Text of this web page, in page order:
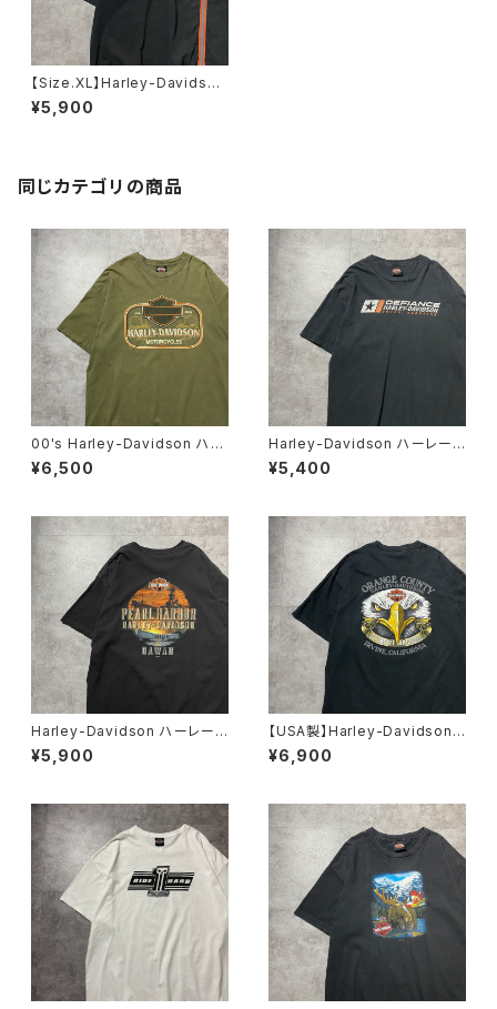
【Size.XL】Harley-Davidson
ハーレーダビッドソン 刺繍ワ
ンポイント スリーブロゴ ポ
¥5,900
同じカテゴリの商品
00's Harley-Davidson ハー
レーダビッドソン 両面プリン
ト イーグル コピーライト200
¥6,500
Harley-Davidson ハーレーダ
ビッドソン ロゴプリント メキ
シコ製 ブラック 黒 Tシャツ
¥5,400
Harley-Davidson ハーレーダ
ビッドソン サンセット×船 バ
ックプリント ブラック 黒 T
¥5,900
【USA製】Harley-Davidson
ハーレーダビッドソン 両面プリ
ント イーグル ブラック 黒
¥6,900